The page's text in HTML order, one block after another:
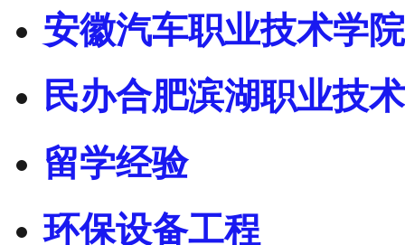
安徽汽车职业技术学院
民办合肥滨湖职业技
留学经验
环保设备工程